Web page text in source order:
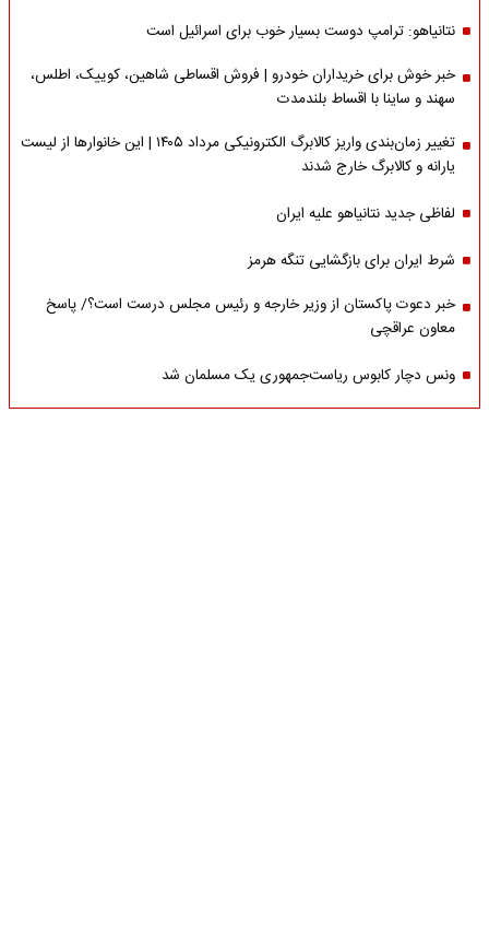
نتانیاهو: ترامپ دوست بسیار خوب برای اسرائیل است
خبر خوش برای خریداران خودرو | فروش اقساطی شاهین، کوییک، اطلس،
سهند و ساینا با اقساط بلندمدت
تغییر زمان‌بندی واریز کالابرگ الکترونیکی مرداد ۱۴۰۵ | این خانوارها از لیست
یارانه و کالابرگ خارج شدند
لفاظی جدید نتانیاهو علیه ایران
شرط ایران برای بازگشایی تنگه هرمز
خبر دعوت پاکستان از وزیر خارجه و رئیس مجلس درست است؟/ پاسخ
معاون عراقچی
ونس دچار کابوس ریاست‌جمهوری یک مسلمان شد